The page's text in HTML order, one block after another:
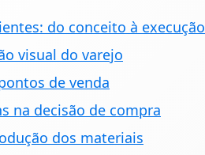
do conceito à execução
visual do varejo
de venda
na decisão de compra
dos materiais